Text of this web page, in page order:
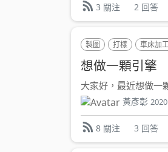
3 關注 2 回答
製圖 打樣 車床加
想做一顆引擎
大家好，最近想做一
黃彥彰
8 關注 3 回答